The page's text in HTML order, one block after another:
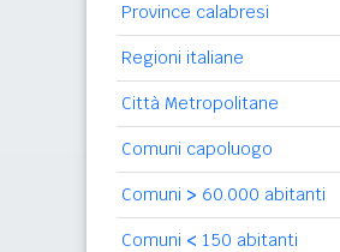
Province calabresi
Regioni italiane
Città Metropolitane
Comuni capoluogo
Comuni > 60.000 abitanti
Comuni < 150 abitanti